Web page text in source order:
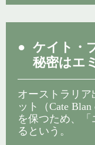
ケイト・
秘密はエ
オーストラリア
ット（Cate
を保つため、
るという。